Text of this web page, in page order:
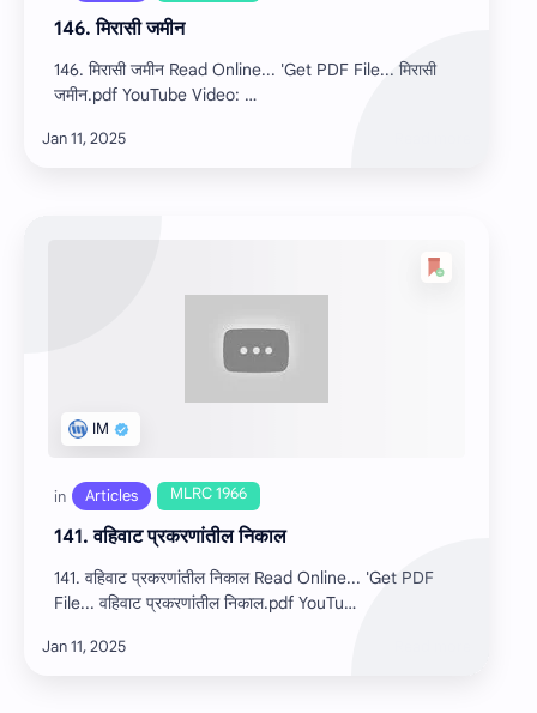
146. मिरासी जमीन
146. मिरासी जमीन Read Online... 'Get PDF File... मिरासी
जमीन.pdf YouTube Video: …
141. वहिवाट प्रकरणांतील निकाल
141. वहिवाट प्रकरणांतील निकाल Read Online... 'Get PDF
File... वहिवाट प्रकरणांतील निकाल.pdf YouTu…